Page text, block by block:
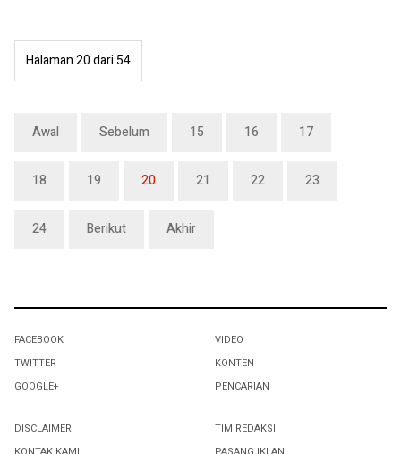
Halaman 20 dari 54
Awal Sebelum 15 16 17
18 19 20 21 22 23
24 Berikut Akhir
FACEBOOK
TWITTER
GOOGLE+
VIDEO
KONTEN
PENCARIAN
DISCLAIMER
TIM REDAKSI